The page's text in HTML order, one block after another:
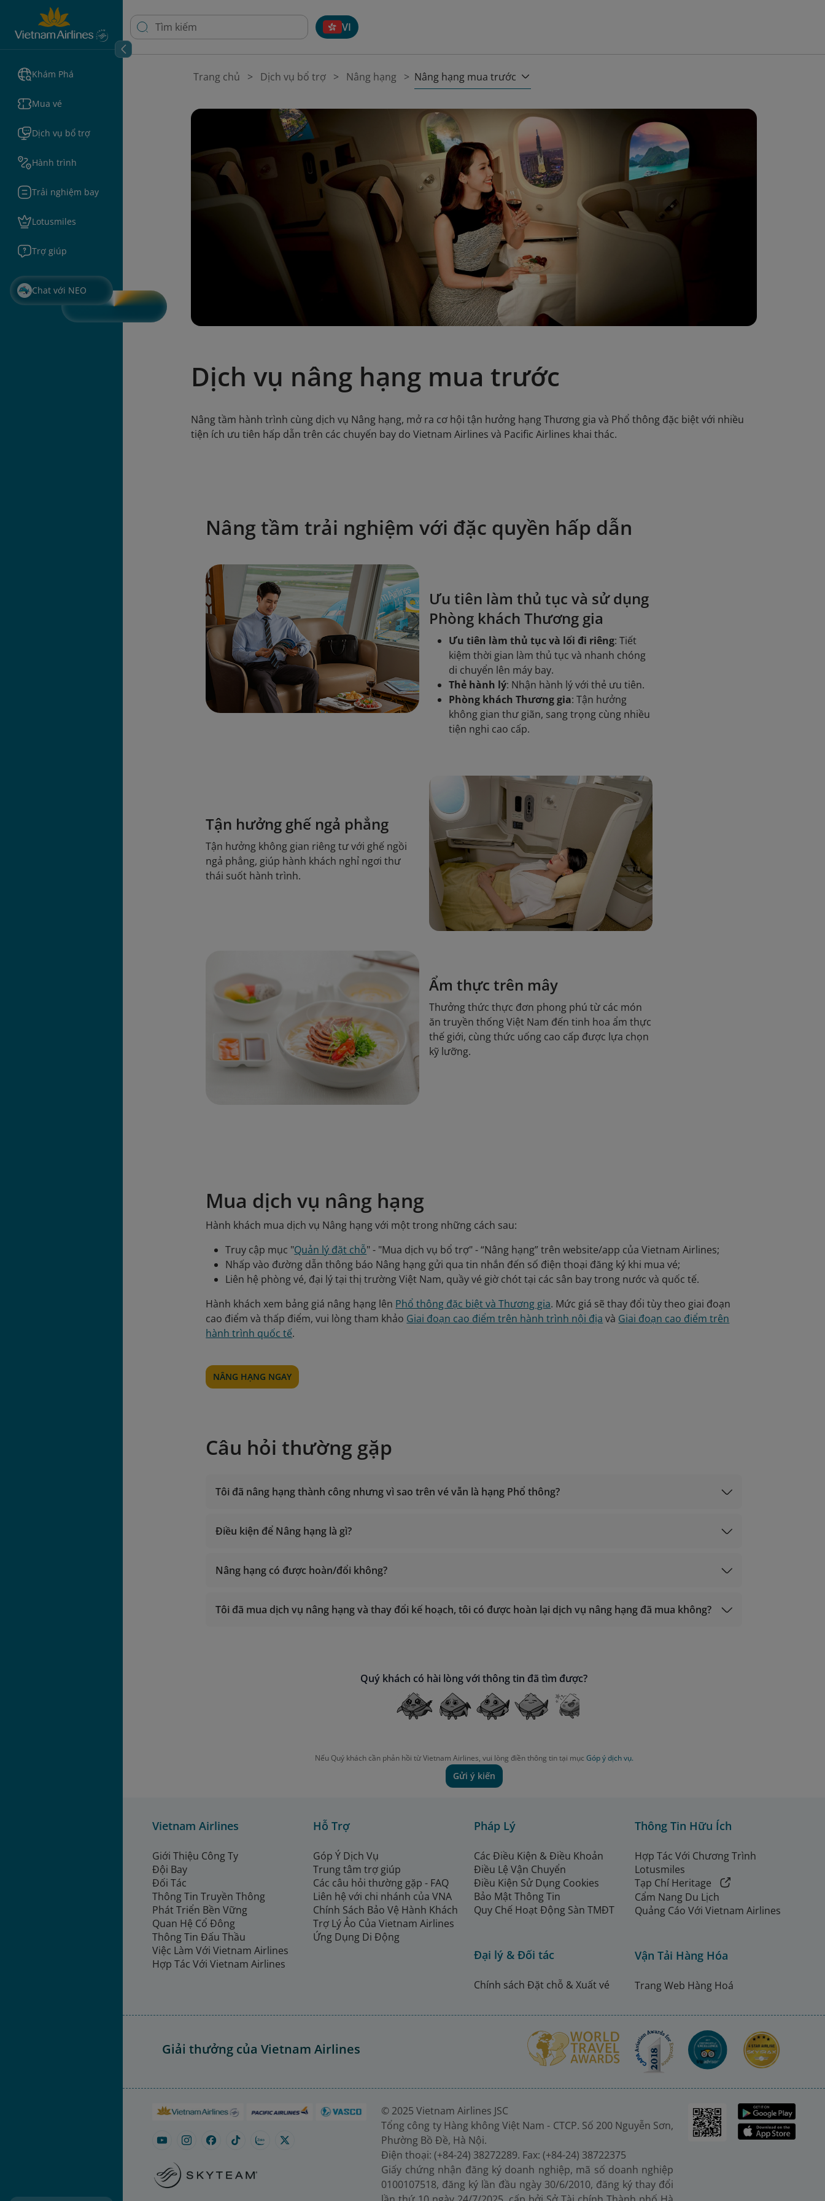
Khám Phá
Mua vé
Dịch vụ bổ trợ
Hành trình
Trải nghiệm bay
Lotusmiles
Trợ giúp
Chat với NEO
VI
Trang chủ Dịch vụ bổ trợ Nâng hạng Nâng hạng mua trước
Dịch vụ nâng hạng mua trước
Nâng tầm hành trình cùng dịch vụ Nâng hạng, mở ra cơ hội tận hưởng hạng Thương gia và Phổ thông đặc biệt với nhiều
tiện ích ưu tiên hấp dẫn trên các chuyến bay do Vietnam Airlines và Pacific Airlines khai thác.
Nâng tầm trải nghiệm với đặc quyền hấp dẫn
Ưu tiên làm thủ tục và sử dụng
Phòng khách Thương gia
Ưu tiên làm thủ tục và lối đi riêng: Tiết
kiệm thời gian làm thủ tục và nhanh chóng
di chuyển lên máy bay.
Thẻ hành lý: Nhận hành lý với thẻ ưu tiên.
Phòng khách Thương gia: Tận hưởng
không gian thư giãn, sang trọng cùng nhiều
tiện nghi cao cấp.
Tận hưởng ghế ngả phẳng
Tận hưởng không gian riêng tư với ghế ngồi
ngả phẳng, giúp hành khách nghỉ ngơi thư
thái suốt hành trình.
Ẩm thực trên mây
Thưởng thức thực đơn phong phú từ các món
ăn truyền thống Việt Nam đến tinh hoa ẩm thực
thế giới, cùng thức uống cao cấp được lựa chọn
kỹ lưỡng.
Mua dịch vụ nâng hạng
Hành khách mua dịch vụ Nâng hạng với một trong những cách sau:
Truy cập mục "Quản lý đặt chỗ" - "Mua dịch vụ bổ trợ" - “Nâng hạng” trên website/app của Vietnam Airlines;
Nhấp vào đường dẫn thông báo Nâng hạng gửi qua tin nhắn đến số điện thoại đăng ký khi mua vé;
Liên hệ phòng vé, đại lý tại thị trường Việt Nam, quầy vé giờ chót tại các sân bay trong nước và quốc tế.
Hành khách xem bảng giá nâng hạng lên Phổ thông đặc biệt và Thương gia. Mức giá sẽ thay đổi tùy theo giai đoạn
cao điểm và thấp điểm, vui lòng tham khảo Giai đoạn cao điểm trên hành trình nội địa và Giai đoạn cao điểm trên
hành trình quốc tế.
NÂNG HẠNG NGAY
Câu hỏi thường gặp
Tôi đã nâng hạng thành công nhưng vì sao trên vé vẫn là hạng Phổ thông?
Điều kiện để Nâng hạng là gì?
Nâng hạng có được hoàn/đổi không?
Tôi đã mua dịch vụ nâng hạng và thay đổi kế hoạch, tôi có được hoàn lại dịch vụ nâng hạng đã mua không?
Quý khách có hài lòng với thông tin đã tìm được?
Nếu Quý khách cần phản hồi từ Vietnam Airlines, vui lòng điền thông tin tại mục Góp ý dịch vụ.
Gửi ý kiến
Vietnam Airlines
Giới Thiệu Công Ty
Đội Bay
Đối Tác
Thông Tin Truyền Thông
Phát Triển Bền Vững
Quan Hệ Cổ Đông
Thông Tin Đấu Thầu
Việc Làm Với Vietnam Airlines
Hợp Tác Với Vietnam Airlines
Hỗ Trợ
Góp Ý Dịch Vụ
Trung tâm trợ giúp
Các câu hỏi thường gặp - FAQ
Liên hệ với chi nhánh của VNA
Chính Sách Bảo Vệ Hành Khách
Trợ Lý Ảo Của Vietnam Airlines
Ứng Dụng Di Động
Pháp Lý
Các Điều Kiện & Điều Khoản
Điều Lệ Vận Chuyển
Điều Kiện Sử Dụng Cookies
Bảo Mật Thông Tin
Quy Chế Hoạt Động Sàn TMĐT
Đại lý & Đối tác
Chính sách Đặt chỗ & Xuất vé
Thông Tin Hữu Ích
Hợp Tác Với Chương Trình
Lotusmiles
Tạp Chí Heritage
Cẩm Nang Du Lịch
Quảng Cáo Với Vietnam Airlines
Vận Tải Hàng Hóa
Trang Web Hàng Hoá
Giải thưởng của Vietnam Airlines
© 2025 Vietnam Airlines JSC
Tổng công ty Hàng không Việt Nam - CTCP. Số 200 Nguyễn Sơn,
Phường Bồ Đề, Hà Nội.
Điện thoại: (+84-24) 38272289. Fax: (+84-24) 38722375
Giấy chứng nhận đăng ký doanh nghiệp, mã số doanh nghiệp
0100107518, đăng ký lần đầu ngày 30/6/2010, đăng ký thay đổi